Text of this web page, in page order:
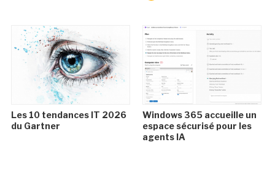
Les 10 tendances IT 2026
du Gartner
Windows 365 accueille un
espace sécurisé pour les
agents IA